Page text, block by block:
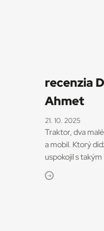
recenzia
Ahmet
21. 10. 2025
Traktor, dva
a mobil. Ktorý
uspokojil s
vybavením?
ústrednému